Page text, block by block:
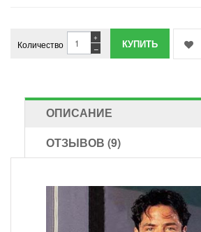
Количество −
+
ОПИСАНИЕ
ОТЗЫВОВ (9)